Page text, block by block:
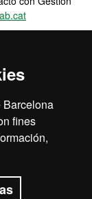
Barcelona
fines
el web
de